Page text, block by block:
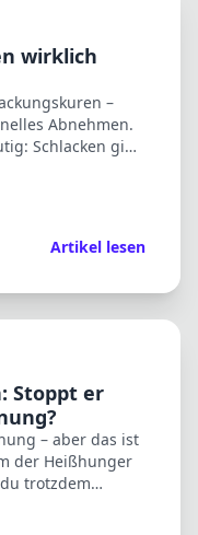
wirklich
–
Abnehmen.
Schlacken gibt
Artikel lesen
Stoppt er
– aber das ist
der Heißhunger
trotzdem